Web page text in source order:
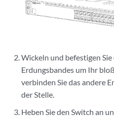
Wickeln und befestigen Sie
Erdungsbandes um Ihr
verbinden Sie das andere
der Stelle.
Heben Sie den Switch an